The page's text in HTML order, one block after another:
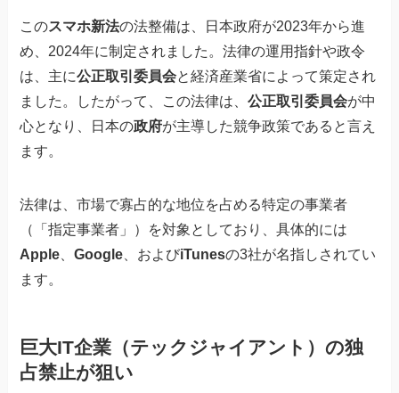
このスマホ新法の法整備は、日本政府が2023年から進
め、2024年に制定されました。法律の運用指針や政令
は、主に公正取引委員会と経済産業省によって策定され
ました。したがって、この法律は、公正取引委員会が中
心となり、日本の政府が主導した競争政策であると言え
ます。
法律は、市場で寡占的な地位を占める特定の事業者
（「指定事業者」）を対象としており、具体的には
Apple 、Google 、およびiTunesの3社が名指しされてい
ます。
巨大IT企業（テックジャイアント）の独
占禁止が狙い